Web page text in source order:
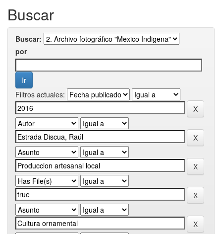
Buscar
Buscar:
por
Filtros actuales: